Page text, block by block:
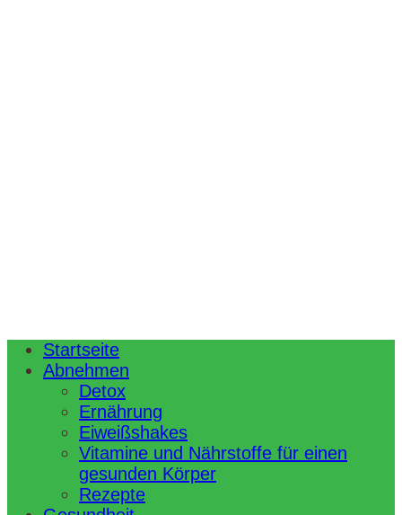
Startseite
Abnehmen
Detox
Ernährung
Eiweißshakes
Vitamine und Nährstoffe für einen
gesunden Körper
Rezepte